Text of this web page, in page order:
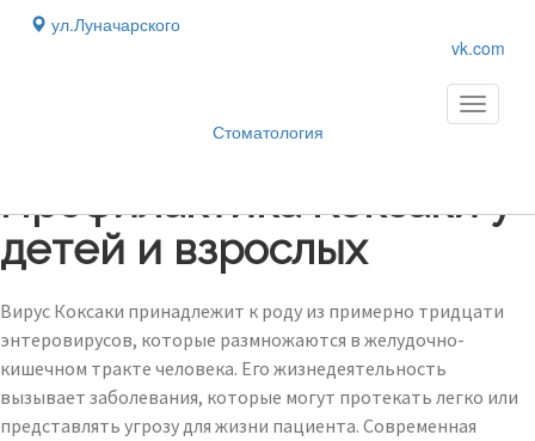
ул.Луначарского
vk.com
Стоматология
Toggle
Профилактика Коксаки у
детей и взрослых
Вирус Коксаки принадлежит к роду из примерно тридцати
энтеровирусов, которые размножаются в желудочно-
кишечном тракте человека. Его жизнедеятельность
вызывает заболевания, которые могут протекать легко или
представлять угрозу для жизни пациента. Современная